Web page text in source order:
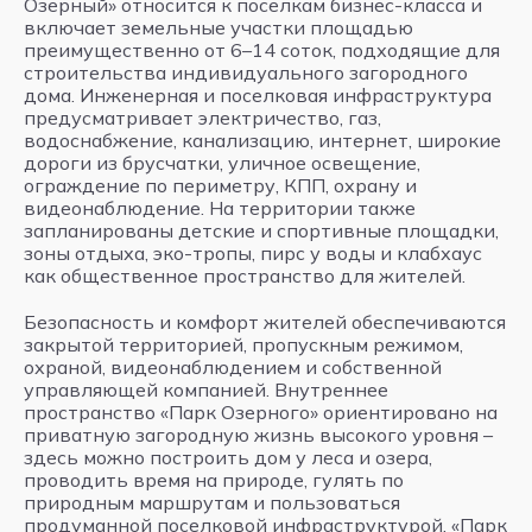
включает земельные участки площадью
преимущественно от 6–14 соток, подходящие для
строительства индивидуального загородного
дома. Инженерная и поселковая инфраструктура
предусматривает электричество, газ,
водоснабжение, канализацию, интернет, широкие
дороги из брусчатки, уличное освещение,
ограждение по периметру, КПП, охрану и
видеонаблюдение. На территории также
запланированы детские и спортивные площадки,
зоны отдыха, эко-тропы, пирс у воды и клабхаус
как общественное пространство для жителей.
Безопасность и комфорт жителей обеспечиваются
закрытой территорией, пропускным режимом,
охраной, видеонаблюдением и собственной
управляющей компанией. Внутреннее
пространство «Парк Озерного» ориентировано на
приватную загородную жизнь высокого уровня –
здесь можно построить дом у леса и озера,
проводить время на природе, гулять по
природным маршрутам и пользоваться
продуманной поселковой инфраструктурой. «Парк